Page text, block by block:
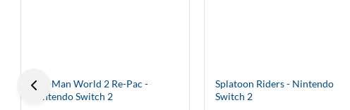
Pac-Man World 2 Re-Pac -
Nintendo Switch 2
Splatoon Riders - Nintendo
Switch 2